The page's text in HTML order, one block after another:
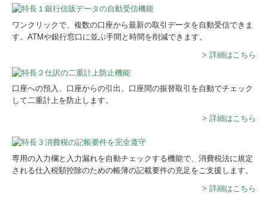
ワンクリックで、複数の口座から最新の取引データを自動受信できま
す。ATMや銀行窓口に並ぶ手間と時間を削減できます。
> 詳細はこちら
口座への預入、口座からの引出、口座間の振替取引を自動でチェック
して二重計上を防止します。
> 詳細はこちら
専用の入力欄と入力漏れを自動チェックする機能で、消費税法に規定
される仕入税額控除のための帳簿の記載要件の充足をご支援します。
> 詳細はこちら